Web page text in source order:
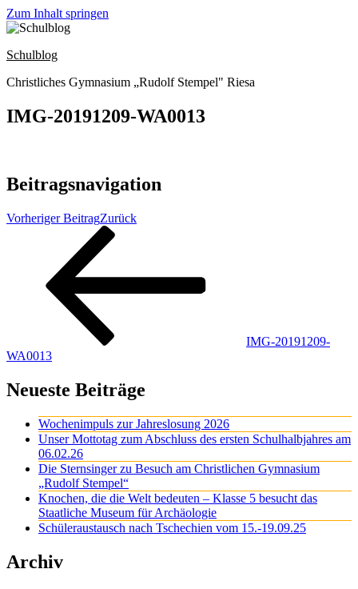
Zum Inhalt springen
Schulblog
Christliches Gymnasium „Rudolf Stempel" Riesa
IMG-20191209-WA0013
Beitragsnavigation
Vorheriger BeitragZurück
IMG-20191209-
WA0013
Neueste Beiträge
Wochenimpuls zur Jahreslosung 2026
Unser Mottotag zum Abschluss des ersten Schulhalbjahres am
06.02.26
Die Sternsinger zu Besuch am Christlichen Gymnasium
„Rudolf Stempel“
Knochen, die die Welt bedeuten – Klasse 5 besucht das
Staatliche Museum für Archäologie
Schüleraustausch nach Tschechien vom 15.-19.09.25
Archiv